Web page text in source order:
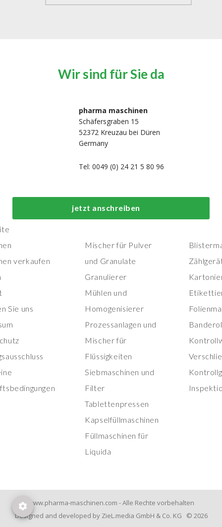
Wir sind für Sie da
pharma maschinen
Schäfersgraben 15
52372 Kreuzau bei Düren
Germany
Tel: 0049 (0) 24 21 5 80 96
jetzt anschreiben
verkaufen
Sie uns
Top-Prozess- und
Herstellungsmaschinen
Mischer für Pulver
und Granulate
Granulierer
Mühlen und
Homogenisierer
Prozessanlagen und
Mischer für
Flüssigkeiten
Siebmaschinen und
Filter
Tablettenpressen
Kapselfüllmaschinen
Füllmaschinen für
Liquida
www.pharma-maschinen.com - Alle Rechte vorbehalten
Designed and developed by ZieL.media GmbH & Co. KG © 2026